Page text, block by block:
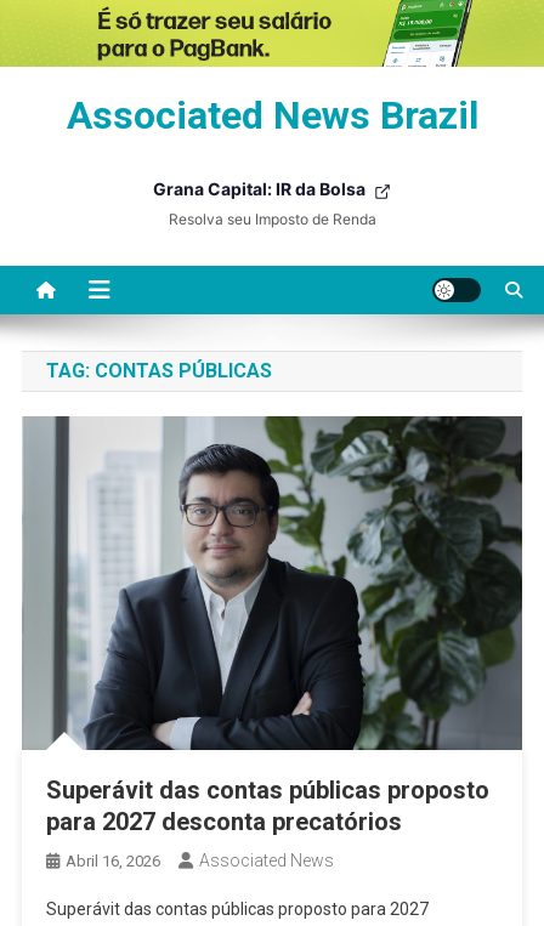
Associated News Brazil
Grana Capital: IR da Bolsa
Resolva seu Imposto de Renda
TAG: CONTAS PÚBLICAS
Superávit das contas públicas proposto
para 2027 desconta precatórios
Abril 16, 2026 Associated News
Superávit das contas públicas proposto para 2027